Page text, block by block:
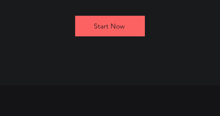
Start Now